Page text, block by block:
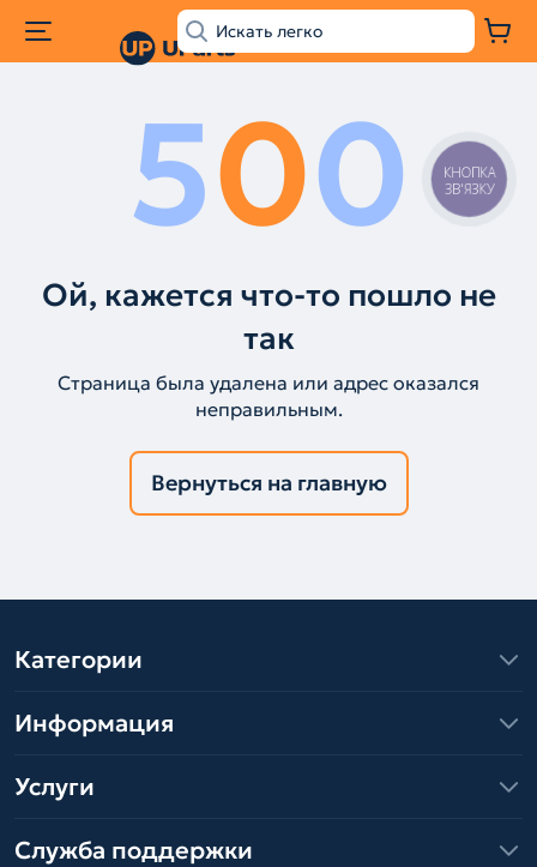
500
Ой, кажется что-то пошло не
так
Страница была удалена или адрес оказался
неправильным.
Вернуться на главную
Категории
Информация
Услуги
Служба поддержки
КНОПКА
ЗВ'ЯЗКУ